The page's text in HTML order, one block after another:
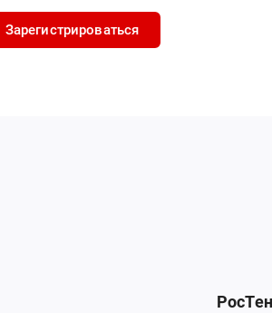
Зарегистрироваться